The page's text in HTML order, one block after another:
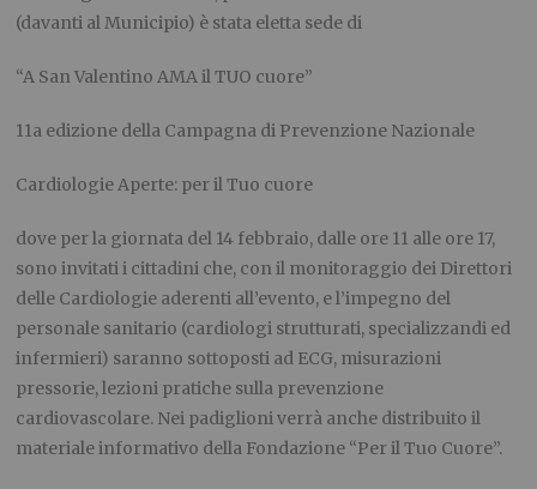
(davanti al Municipio) è stata eletta sede di
“A San Valentino AMA il TUO cuore”
11a edizione della Campagna di Prevenzione Nazionale
Cardiologie Aperte: per il Tuo cuore
dove per la giornata del 14 febbraio, dalle ore 11 alle ore 17,
sono invitati i cittadini che, con il monitoraggio dei Direttori
delle Cardiologie aderenti all’evento, e l’impegno del
personale sanitario (cardiologi strutturati, specializzandi ed
infermieri) saranno sottoposti ad ECG, misurazioni
pressorie, lezioni pratiche sulla prevenzione
cardiovascolare. Nei padiglioni verrà anche distribuito il
materiale informativo della Fondazione “Per il Tuo Cuore”.